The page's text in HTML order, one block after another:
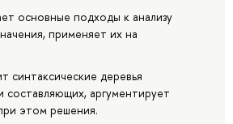
основные подходы к анализу
применяет их на
синтаксические деревья
составляющих, аргументирует
этом решения.